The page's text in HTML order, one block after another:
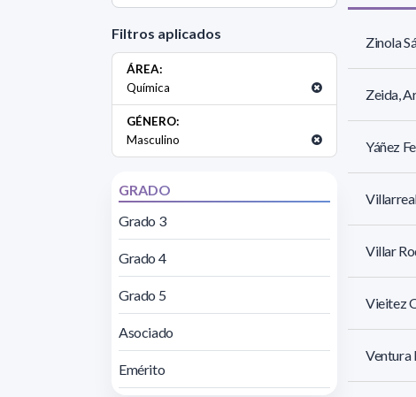
Filtros aplicados
ÁREA:
Química
GÉNERO:
Masculino
GRADO
Grado 3
Grado 4
Grado 5
Asociado
Emérito
Zinola
Zeida,
Yáñez
Villar
Vieitez
Ventura